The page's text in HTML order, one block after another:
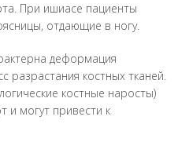
При ишиасе пациенты
отдающие в ногу.
деформация
разрастания костных тканей.
костные наросты)
и могут привести к